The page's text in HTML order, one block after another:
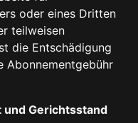
oder eines Dritten
teilweisen
die Entschädigung
Abonnementgebühr
und Gerichtsstand